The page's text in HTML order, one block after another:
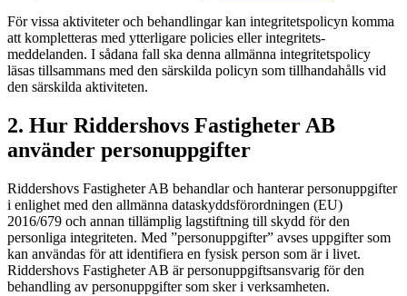
För vissa aktiviteter och behandlingar kan integritets­policyn komma
att kompletteras med ytterligare policies eller integritets­
meddelanden. I sådana fall ska denna allmänna integritetspolicy
läsas tillsammans med den särskilda policyn som tillhandahålls vid
den särskilda aktiviteten.
2. Hur Riddershovs Fastigheter AB
använder personuppgifter
Riddershovs Fastigheter AB behandlar och hanterar personuppgifter
i enlighet med den allmänna dataskyddsförordningen (EU)
2016/679 och annan tillämplig lagstiftning till skydd för den
personliga integriteten. Med ”personuppgifter” avses uppgifter som
kan användas för att identifiera en fysisk person som är i livet.
Riddershovs Fastigheter AB är personuppgiftsansvarig för den
behandling av personuppgifter som sker i verksamheten.